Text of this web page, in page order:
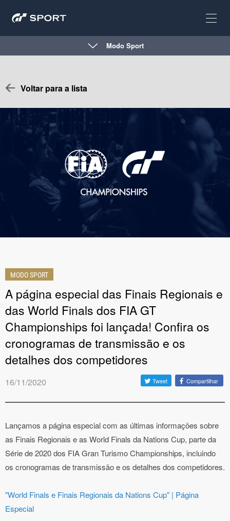
Modo Sport
Voltar para a lista
MODO SPORT
A página especial das Finais Regionais e
das World Finals dos FIA GT
Championships foi lançada! Confira os
cronogramas de transmissão e os
detalhes dos competidores
16/11/2020 Tweet Compartilhar
Lançamos a página especial com as últimas informações sobre
as Finais Regionais e as World Finals da Nations Cup, parte da
Série de 2020 dos FIA Gran Turismo Championships, incluindo
os cronogramas de transmissão e os detalhes dos competidores.
"World Finals e Finais Regionais da Nations Cup" | Página
Especial